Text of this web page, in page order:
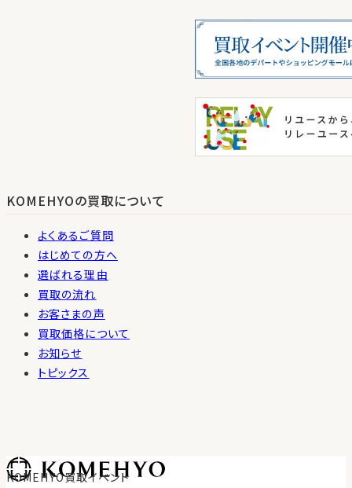
KOMEHYOの買取について
よくあるご質問
はじめての方へ
選ばれる理由
買取の流れ
お客さまの声
買取価格について
お知らせ
トピックス
KOMEHYO買取イベント